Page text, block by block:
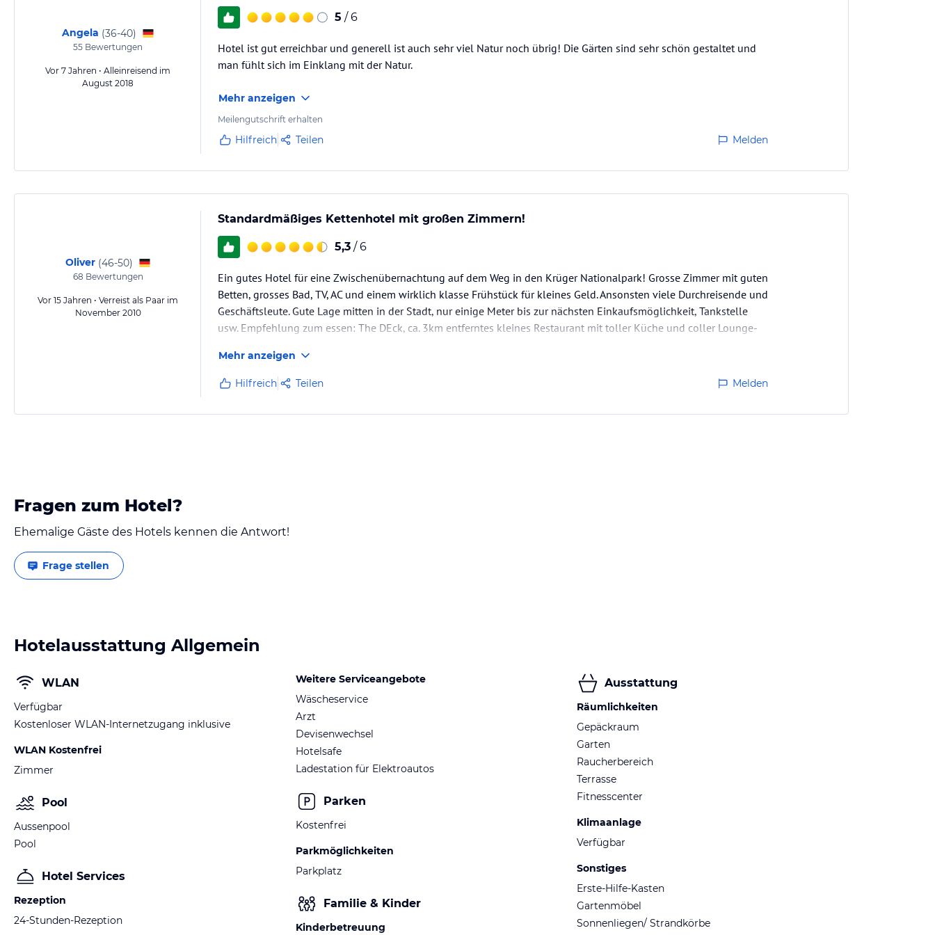
Angela (36-40)
55 Bewertungen
Vor 7 Jahren • Alleinreisend im
August 2018
5 / 6
Hotel ist gut erreichbar und generell ist auch sehr viel Natur noch übrig! Die Gärten sind sehr schön gestaltet und
man fühlt sich im Einklang mit der Natur.
Mehr anzeigen
Meilengutschrift erhalten
Hilfreich Teilen Melden
Oliver (46-50)
68 Bewertungen
Vor 15 Jahren • Verreist als Paar im
November 2010
Standardmäßiges Kettenhotel mit großen Zimmern!
5,3 / 6
Ein gutes Hotel für eine Zwischenübernachtung auf dem Weg in den Krüger Nationalpark! Grosse Zimmer mit guten
Betten, grosses Bad, TV, AC und einem wirklich klasse Frühstück für kleines Geld. Ansonsten viele Durchreisende und
Geschäftsleute. Gute Lage mitten in der Stadt, nur einige Meter bis zur nächsten Einkaufsmöglichkeit, Tankstelle
usw. Empfehlung zum essen: The DEck, ca. 3km entferntes kleines Restaurant mit toller Küche und coller Lounge-
Mehr anzeigen
Hilfreich Teilen Melden
Fragen zum Hotel?
Ehemalige Gäste des Hotels kennen die Antwort!
Frage stellen
Hotelausstattung Allgemein
WLAN
Verfügbar
Kostenloser WLAN-Internetzugang inklusive
WLAN Kostenfrei
Zimmer
Pool
Aussenpool
Pool
Hotel Services
Rezeption
24-Stunden-Rezeption
Weitere Serviceangebote
Wäscheservice
Arzt
Devisenwechsel
Hotelsafe
Ladestation für Elektroautos
Parken
Kostenfrei
Parkmöglichkeiten
Parkplatz
Familie & Kinder
Kinderbetreuung
Ausstattung
Räumlichkeiten
Gepäckraum
Garten
Raucherbereich
Terrasse
Fitnesscenter
Klimaanlage
Verfügbar
Sonstiges
Erste-Hilfe-Kasten
Gartenmöbel
Sonnenliegen/ Strandkörbe